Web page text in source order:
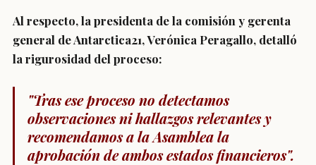
Al respecto, la presidenta de la comisión y gerenta
general de Antarctica21,Verónica Peragallo, detalló
la rigurosidad del proceso:
"Tras ese proceso no detectamos
observaciones ni hallazgos relevantes y
recomendamos a la Asamblea la
aprobación de ambos estados financieros".